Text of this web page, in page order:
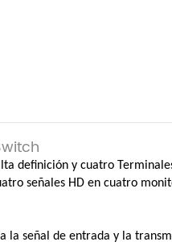
definición y cuatro
señales HD en cuatro
la señal de entrada y la